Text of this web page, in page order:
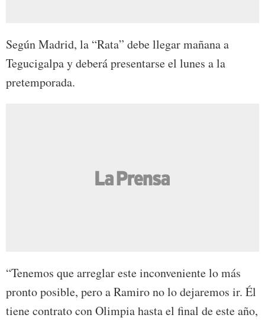
Según Madrid, la “Rata” debe llegar mañana a
Tegucigalpa y deberá presentarse el lunes a la
pretemporada.
“Tenemos que arreglar este inconveniente lo más
pronto posible, pero a Ramiro no lo dejaremos ir. Él
tiene contrato con Olimpia hasta el final de este año,